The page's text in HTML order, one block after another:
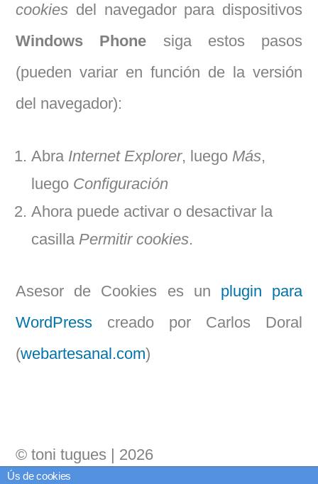
cookies del navegador para dispositivos
Windows Phone siga estos pasos
(pueden variar en función de la versión
del navegador):
Abra Internet Explorer, luego Más,
luego Configuración
Ahora puede activar o desactivar la
casilla Permitir cookies.
Asesor de Cookies es un plugin para
WordPress creado por Carlos Doral
(webartesanal.com)
© toni tugues | 2026
Ús de cookies